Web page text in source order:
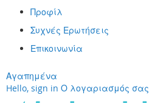
Προφίλ
Συχνές Ερωτήσεις
Επικοινωνία
Αγαπημένα
Hello, sign in Ο λογαριασμός σας